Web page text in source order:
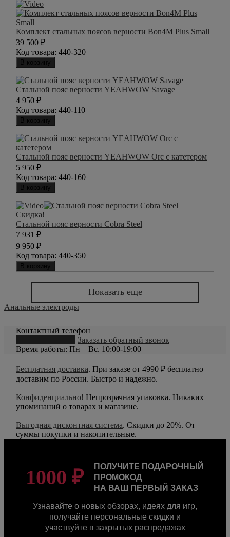
Комплект стальных поясов верности Bon4M Plus Small
39 500 ₽
Код товара: 440-320
В корзину
Стальной пояс верности YEAHWOW Savage
4 950 ₽
Код товара: 440-110
В корзину
Стальной пояс верности YEAHWOW Orc с катетером
5 950 ₽
Код товара: 440-160
В корзину
Скидка!
Стальной пояс верности Cobra Steel
7 931 ₽
9 950 ₽
Код товара: 440-350
В корзину
Показать еще
Анальные электроды
Контактный телефон
Заказать обратный звонок
Время работы: Пн—Вс. 10:00-19:00
Бесплатная доставка. При заказе от 4990 ₽ бесплатно
доставим по России. Быстро и надежно.
Конфиденциально! Непрозрачная упаковка. Никаких
упоминаний о товарах и магазине.
Выгодная дисконтная система. Скидки до 20%. От
суммы покупки и накопительные.
1000 ₽
ПОЛУЧИТЕ ПОДАРОЧНЫЙ
ПРОМОКОД
НА ВАШ ПЕРВЫЙ ЗАКАЗ
Узнавайте о новых обзорах, идеях для игр,
получайте персональные скидки и
участвуйте в закрытых распродажах